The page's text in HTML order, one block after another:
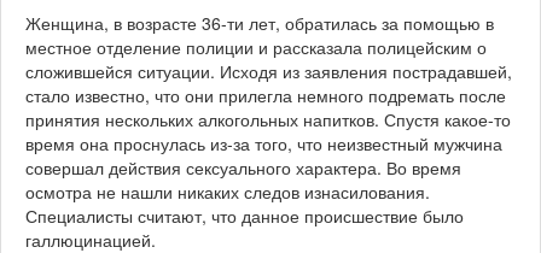
Женщина, в возрасте 36-ти лет, обратилась за помощью в
местное отделение полиции и рассказала полицейским о
сложившейся ситуации. Исходя из заявления пострадавшей,
стало известно, что они прилегла немного подремать после
принятия нескольких алкогольных напитков. Спустя какое-то
время она проснулась из-за того, что неизвестный мужчина
совершал действия сексуального характера. Во время
осмотра не нашли никаких следов изнасилования.
Специалисты считают, что данное происшествие было
галлюцинацией.